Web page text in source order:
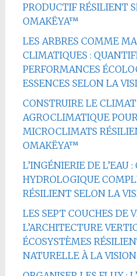
PRODUCTIF RÉSILIENT
OMAKËYA™
LES ARBRES COMME
CLIMATIQUES :
PERFORMANCES
ESSENCES SELON LA
CONSTRUIRE LE
AGROCLIMATIQUE
MICROCLIMATS
OMAKËYA™
L’INGÉNIERIE DE L’EAU
HYDROLOGIQUE
RÉSILIENT SELON LA
LES SEPT COUCHES DE
L’ARCHITECTURE
ÉCOSYSTÈMES
NATURELLE À LA